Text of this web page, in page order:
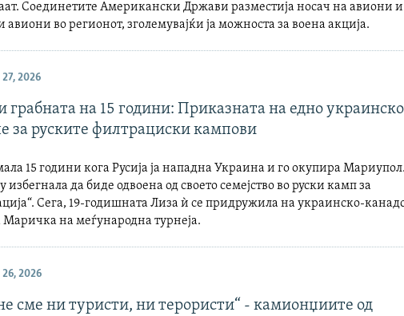
Соединетите Американски Држави разместија носач на авиони и
авиони во регионот, зголемувајќи ја можноста за воена акција.
2026
грабната на 15 години: Приказната на едно украинско
за руските филтрациски кампови
15 години кога Русија ја нападна Украина и го окупира
избегнала да биде одвоена од своето семејство во руски камп за
Сега, 19-годишната Лиза ѝ се придружила на украинско-
Маричка на меѓународна турнеја.
2026
сме ни туристи, ни терористи“ - камионџиите од